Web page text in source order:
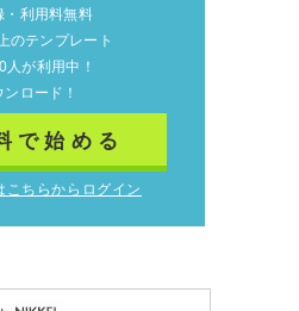
・利用料無料
のテンプレート
が利用中！
ロード！
で始める
こちらからログイン